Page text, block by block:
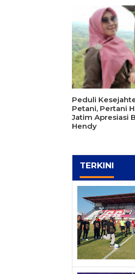
Peduli
Petani, Pertani
Jatim Apresiasi
Hendy
TERKINI